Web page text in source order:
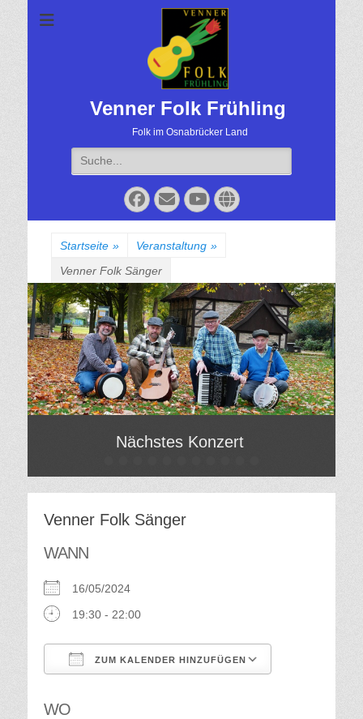
Venner Folk Frühling
Folk im Osnabrücker Land
Suche
für:
Facebook
EmailYouTube
Website
Startseite » Veranstaltung »
Venner Folk Sänger
Nächstes Konzert
am
Von
Gatzweiler
Venner Folk Sänger
WANN
16/05/2024
19:30 - 22:00
ZUM KALENDER HINZUFÜGEN
WO